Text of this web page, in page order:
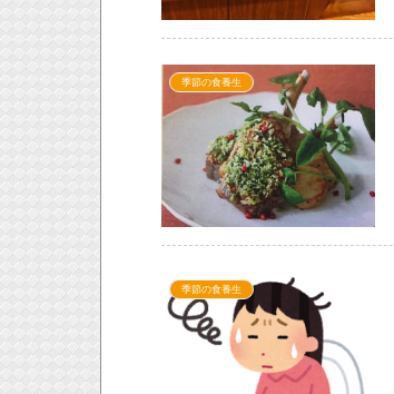
季節の食養生
季節の食養生